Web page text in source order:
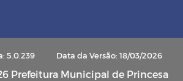
5.0.239 Data da Versão: 18/03/2026
Prefeitura Municipal de Princesa